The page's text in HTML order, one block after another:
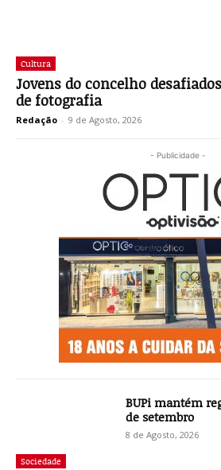
Cultura
Jovens do concelho
de fotografia
Redação - 9 de Agosto, 2026
- Publicidade -
Sociedade
BUPi mantém
de setembro
8 de Agosto, 2026